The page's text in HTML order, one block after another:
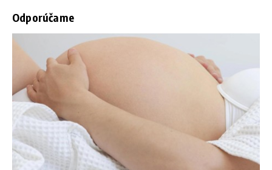
Odporúčame